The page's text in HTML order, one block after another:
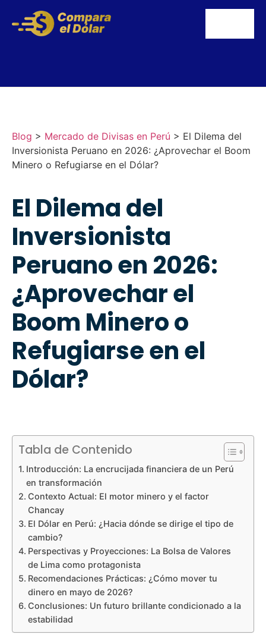
Blog > Mercado de Divisas en Perú > El Dilema del
Inversionista Peruano en 2026: ¿Aprovechar el Boom
Minero o Refugiarse en el Dólar?
El Dilema del
Inversionista
Peruano en 2026:
¿Aprovechar el
Boom Minero o
Refugiarse en el
Dólar?
Tabla de Contenido
Introducción: La encrucijada financiera de un Perú
en transformación
Contexto Actual: El motor minero y el factor
Chancay
El Dólar en Perú: ¿Hacia dónde se dirige el tipo de
cambio?
Perspectivas y Proyecciones: La Bolsa de Valores
de Lima como protagonista
Recomendaciones Prácticas: ¿Cómo mover tu
dinero en mayo de 2026?
Conclusiones: Un futuro brillante condicionado a la
estabilidad